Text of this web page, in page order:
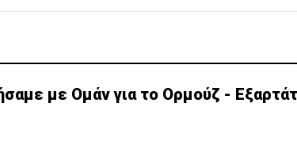
με Ομάν για το Ορμούζ -